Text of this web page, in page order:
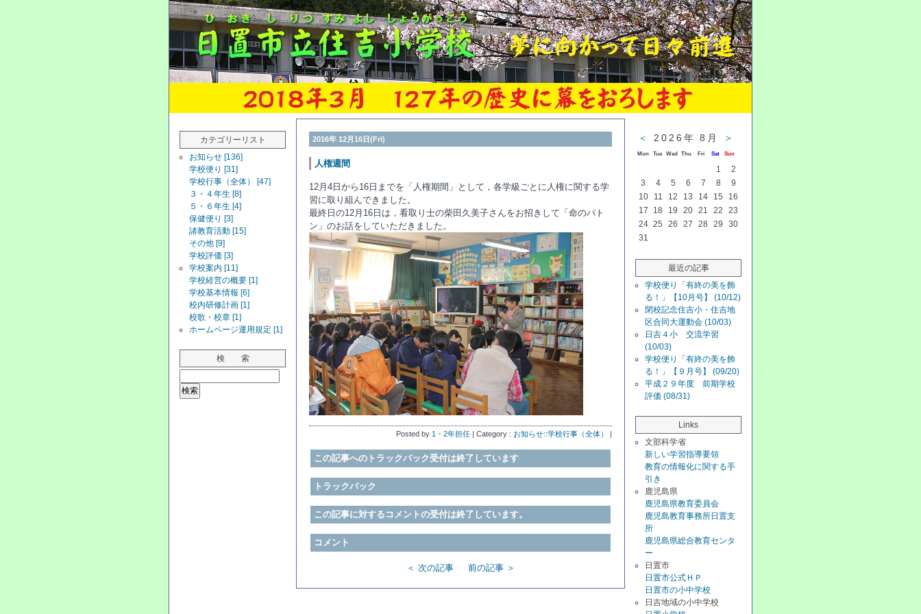
カテゴリーリスト
お知らせ [136]
学校便り [31]
学校行事（全体） [47]
３・４年生 [8]
５・６年生 [4]
保健便り [3]
諸教育活動 [15]
その他 [9]
学校評価 [3]
学校案内 [11]
学校経営の概要 [1]
学校基本情報 [6]
校内研修計画 [1]
校歌・校章 [1]
ホームページ運用規定 [1]
検 索
2016年 12月16日(Fri)
人権週間
12月4日から16日までを「人権期間」として，各学級ごとに人権に関する学
習に取り組んできました。
最終日の12月16日は，看取り士の柴田久美子さんをお招きして「命のバト
ン」のお話をしていただきました。
Posted by 1・2年担任 | Category : お知らせ::学校行事（全体） |
この記事へのトラックバック受付は終了しています
トラックバック
この記事に対するコメントの受付は終了しています。
コメント
＜ 次の記事 前の記事 ＞
＜ 2026年 8月 ＞
Mon Tue Wed Thu Fri Sat Sun
1
2
3
4 5 6 7 8
9
10
11 12 13 14 15
16
17
18 19 20 21 22
23
24 25 26 27 28 29
30
31
最近の記事
学校便り「有終の美を飾
る！」【10月号】 (10/12)
閉校記念住吉小・住吉地
区合同大運動会 (10/03)
日吉４小 交流学習
(10/03)
学校便り「有終の美を飾
る！」【９月号】 (09/20)
平成２９年度 前期学校
評価 (08/31)
Links
文部科学省
新しい学習指導要領
教育の情報化に関する手
引き
鹿児島県
鹿児島県教育委員会
鹿児島教育事務所日置支
所
鹿児島県総合教育センタ
ー
日置市
日置市公式ＨＰ
日置市の小中学校
日吉地域の小中学校